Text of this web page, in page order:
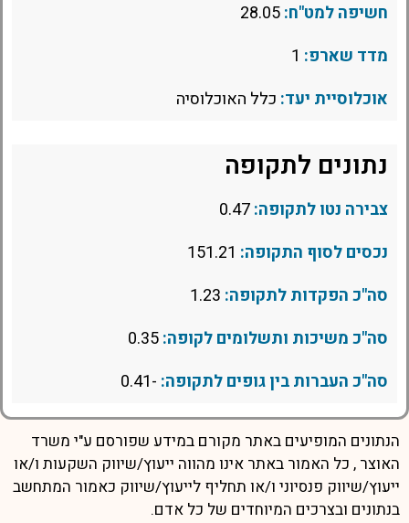
חשיפה למט"ח:
מדד שארפ:
אוכלוסיית יעד: כלל האוכלוסיה
נתונים לתקופה
צבירה נטו לתקופה:
נכסים לסוף התקופה:
סה"כ הפקדות לתקופה:
סה"כ משיכות ותשלומים לקופה:
סה"כ העברות בין גופים לתקופה: -0.41
הנתונים המופיעים באתר מקורם במידע שפורסם ע"י משרד
האוצר , כל האמור באתר אינו מהווה ייעוץ/שיווק השקעות ו/או
ייעוץ/שיווק פנסיוני ו/או תחליף לייעוץ/שיווק כאמור המתחשב
בנתונים ובצרכים המיוחדים של כל אדם.